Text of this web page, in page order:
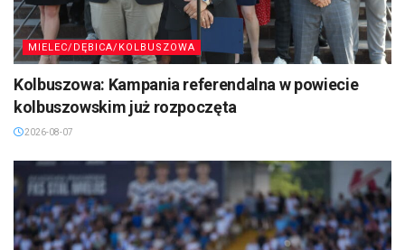
MIELEC/DĘBICA/KOLBUSZOWA
Kolbuszowa: Kampania referendalna w powiecie
kolbuszowskim już rozpoczęta
2026-08-07